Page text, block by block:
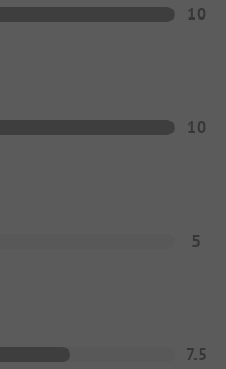
10
10
5
7.5